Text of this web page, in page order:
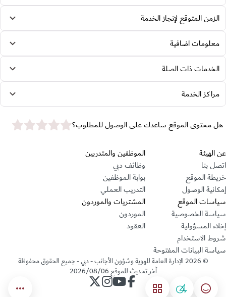
الزمن المتوقع لإنجاز الخدمة
معلومات اضافية
الخدمات ذات الصلة
مراكز الخدمة
هل محتوى الموقع ساعدك على الوصول للمطلوب؟star rating
قسم التذييل
عن الهيئة
اتصل بنا
خريطة الموقع
إمكانية الوصول
الموظفين والمتدربين
وظائف دبي
بوابة الموظفين
التدريب العملي
سياسات الموقع
سياسة الخصوصية
إخلاء المسؤولية
شروط الاستخدام
سياسة البيانات المفتوحة
المشتريات والموردون
الموردون
العقود
©
2026الإدارة العامة للهوية وشؤون الأجانب - دبي - جميع الحقوق محفوظة
آخر تحديث للموقع2026/08/06
حساب الإدارة على فيسبوك
حساب الإدارة على يوتيوب
حساب الإدارة على انستجرام
حساب الإدارة على تويتر
مؤشر السعادة
04 القائمة